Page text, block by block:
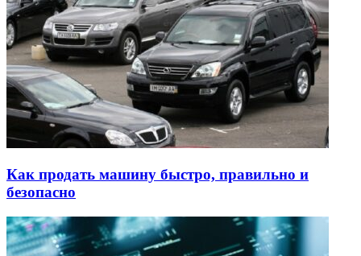
Как продать машину быстро, правильно и
безопасно